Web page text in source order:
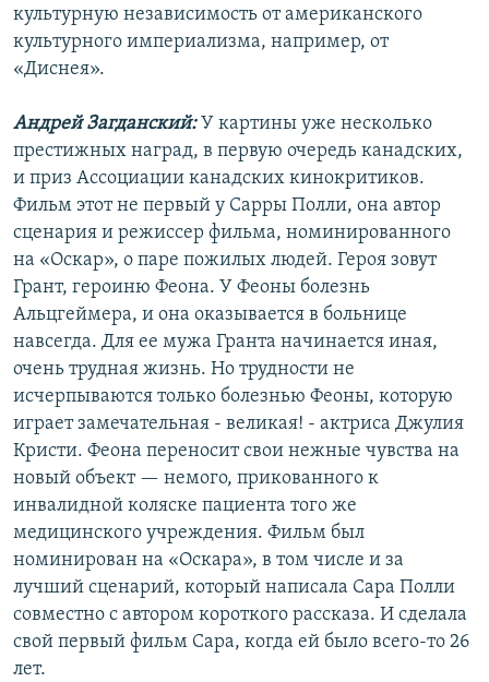
культурную независимость от американского
культурного империализма, например, от
«Диснея».
Андрей Загданский:У картины уже несколько
престижных наград, в первую очередь канадских,
и приз Ассоциации канадских кинокритиков.
Фильм этот не первый у Сарры Полли, она автор
сценария и режиссер фильма, номинированного
на «Оскар», о паре пожилых людей. Героя зовут
Грант, героиню Феона. У Феоны болезнь
Альцгеймера, и она оказывается в больнице
навсегда. Для ее мужа Гранта начинается иная,
очень трудная жизнь. Но трудности не
исчерпываются только болезнью Феоны, которую
играет замечательная - великая! - актриса Джулия
Кристи. Феона переносит свои нежные чувства на
новый объект — немого, прикованного к
инвалидной коляске пациента того же
медицинского учреждения. Фильм был
номинирован на «Оскара», в том числе и за
лучший сценарий, который написала Сара Полли
совместно с автором короткого рассказа. И сделала
свой первый фильм Сара, когда ей было всего-то 26
лет.